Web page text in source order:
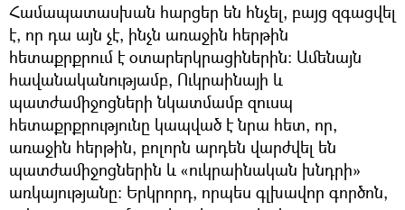
Համապատասխան հարցեր են հնչել, բայց զգացվել
է, որ դա այն չէ, ինչն առաջին հերթին
հետաքրքրում է օտարերկրացիներին։ Ամենայն
հավանականությամբ, Ուկրաինայի և
պատժամիջոցների նկատմամբ զուսպ
հետաքրքրությունը կապված է նրա հետ, որ,
առաջին հերթին, բոլորն արդեն վարժվել են
պատժամիջոցներին և «ուկրաինական խնդրի»
առկայությանը։ Երկրորդ, որպես գլխավոր գործոն,